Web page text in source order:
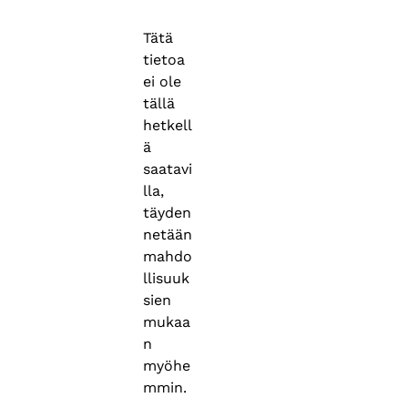
Tätä
tietoa
ei ole
tällä
hetkell
ä
saatavi
lla,
täyden
netään
mahdo
llisuuk
sien
mukaa
n
myöhe
mmin.